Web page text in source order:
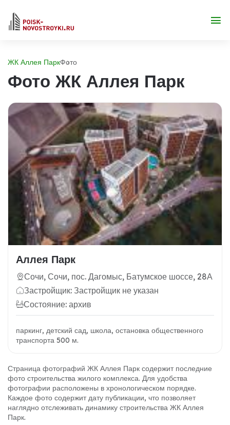
ЖК Аллея ПаркФото
Фото ЖК Аллея Парк
Аллея Парк
Сочи, Сочи, пос. Дагомыс, Батумское шоссе, 28А
Застройщик: Застройщик не указан
Состояние: архив
паркинг, детский сад, школа, остановка общественного
транспорта 500 м.
Страница фотографий ЖК Аллея Парк содержит последние
фото строительства жилого комплекса. Для удобства
фотографии расположены в хронологическом порядке.
Каждое фото содержит дату публикации, что позволяет
наглядно отслеживать динамику строительства ЖК Аллея
Парк.